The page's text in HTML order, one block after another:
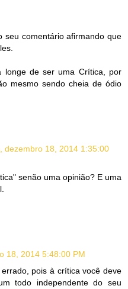
seu comentário afirmando que
longe de ser uma Crítica, por
mesmo sendo cheia de ódio
dezembro 18, 2014 1:35:00
senão uma opinião? E uma
18, 2014 5:48:00 PM
pois à crítica você deve
todo independente do seu